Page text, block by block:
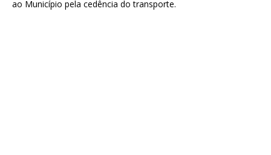
ao Município pela cedência do transporte.